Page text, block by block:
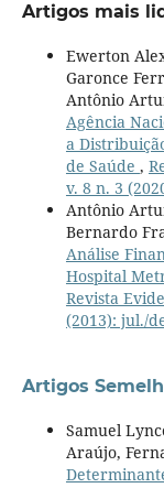
Artigos mais
Ewerton
Garonce
Antônio
Agência
a
de Saúde ,
v. 8 n. 3
Antônio
Bernardo
Análise
Hospital
Revista
(2013): jul./
Artigos
Samuel
Araújo,